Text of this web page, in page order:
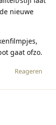
nieuwe
gaat ofzo.
Reageren